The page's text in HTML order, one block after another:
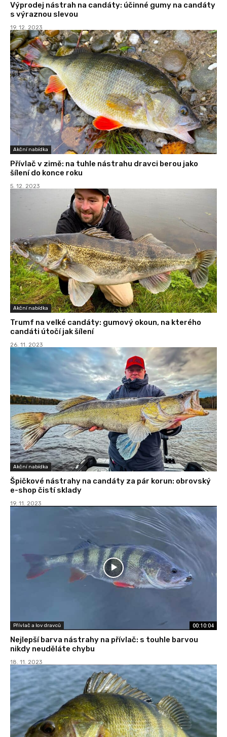
Výprodej nástrah na candáty: účinné gumy na candáty
s výraznou slevou
19. 12. 2023
Akční nabídka
Přívlač v zimě: na tuhle nástrahu dravci berou jako
šílení do konce roku
5. 12. 2023
Akční nabídka
Trumf na velké candáty: gumový okoun, na kterého
candáti útočí jak šílení
26. 11. 2023
Akční nabídka
Špičkové nástrahy na candáty za pár korun: obrovský
e-shop čistí sklady
19. 11. 2023
Přívlač a lov dravců 00:10:04
Nejlepší barva nástrahy na přívlač: s touhle barvou
nikdy neuděláte chybu
18. 11. 2023